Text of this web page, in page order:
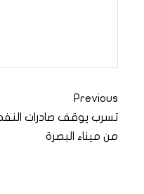
Previous
تسرب يوقف صادرات
من ميناء البصرة